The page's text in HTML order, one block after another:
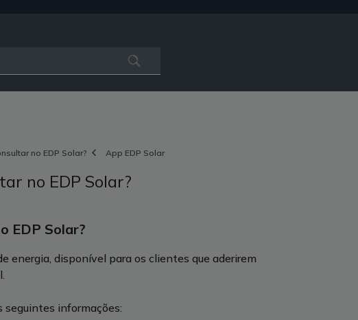
no EDP Solar? App EDP Solar
no EDP Solar?
EDP Solar?
energia, disponível para os clientes que aderirem
seguintes informações: